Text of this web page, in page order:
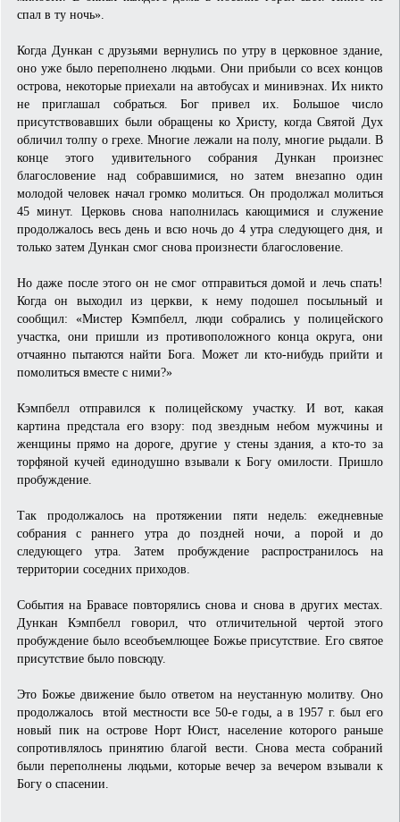
спал в ту ночь».
Когда Дункан с друзьями вернулись по утру в церковное здание,
оно уже было переполнено людьми. Они прибыли со всех концов
острова, некоторые приехали на автобусах и минивэнах. Их никто
не приглашал собраться. Бог привел их. Большое число
присутствовавших были обращены ко Христу, когда Святой Дух
обличил толпу о грехе. Многие лежали на полу, многие рыдали. В
конце этого удивительного собрания Дункан произнес
благословение над собравшимися, но затем внезапно один
молодой человек начал громко молиться. Он продолжал молиться
45 минут. Церковь снова наполнилась кающимися и служение
продолжалось весь день и всю ночь до 4 утра следующего дня, и
только затем Дункан смог снова произнести благословение.
Но даже после этого он не смог отправиться домой и лечь спать!
Когда он выходил из церкви, к нему подошел посыльный и
сообщил: «Мистер Кэмпбелл, люди собрались у полицейского
участка, они пришли из противоположного конца округа, они
отчаянно пытаются найти Бога. Может ли кто-нибудь прийти и
помолиться вместе с ними?»
Кэмпбелл отправился к полицейскому участку. И вот, какая
картина предстала его взору: под звездным небом мужчины и
женщины прямо на дороге, другие у стены здания, а кто-то за
торфяной кучей единодушно взывали к Богу омилости. Пришло
пробуждение.
Так продолжалось на протяжении пяти недель: ежедневные
собрания с раннего утра до поздней ночи, а порой и до
следующего утра. Затем пробуждение распространилось на
территории соседних приходов.
События на Бравасе повторялись снова и снова в других местах.
Дункан Кэмпбелл говорил, что отличительной чертой этого
пробуждение было всеобъемлющее Божье присутствие. Его святое
присутствие было повсюду.
Это Божье движение было ответом на неустанную молитву. Оно
продолжалось втой местности все 50-е годы, а в 1957 г. был его
новый пик на острове Норт Юист, население которого раньше
сопротивлялось принятию благой вести. Снова места собраний
были переполнены людьми, которые вечер за вечером взывали к
Богу о спасении.